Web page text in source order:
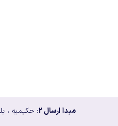
مبدا ارسال ۲ : حکیمیه ،